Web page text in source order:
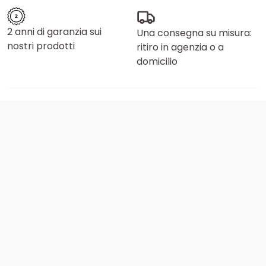
2 anni di garanzia sui
nostri prodotti
Una consegna su misura:
ritiro in agenzia o a
domicilio